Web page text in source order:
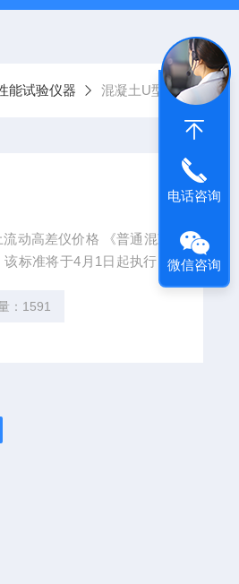
能试验仪器 混凝土U型箱
动高差仪价格 《普通混凝
该标准将于4月1日起执行，
别是试验搅拌混凝土材料用
：1591
电话咨询
微信咨询